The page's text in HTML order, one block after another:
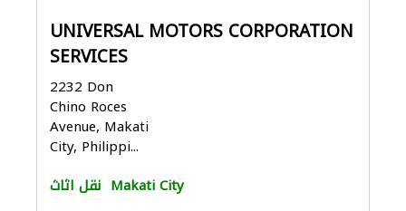
UNIVERSAL MOTORS CORPORATION
SERVICES
2232 Don
Chino Roces
Avenue, Makati
City, Philippi...
نقل اثاث Makati City